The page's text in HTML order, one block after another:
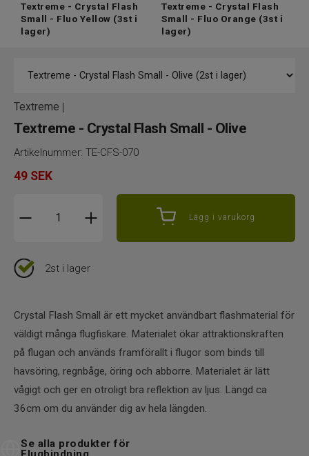
Textreme - Crystal Flash
Small - Fluo Yellow (3st i
lager)
Textreme - Crystal Flash
Small - Fluo Orange (3st i
lager)
Textreme |
Textreme - Crystal Flash Small - Olive
Artikelnummer: TE-CFS-070
49 SEK
Lägg i varukorg
2st i lager
Crystal Flash Small är ett mycket användbart flashmaterial för
väldigt många flugfiskare. Materialet ökar attraktionskraften
på flugan och används framförallt i flugor som binds till
havsöring, regnbåge, öring och abborre. Materialet är lätt
vågigt och ger en otroligt bra reflektion av ljus. Längd ca
36cm om du använder dig av hela längden.
Se alla produkter för